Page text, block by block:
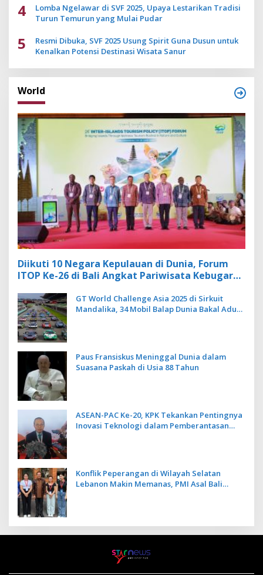
4
Lomba Ngelawar di SVF 2025, Upaya Lestarikan Tradisi
Turun Temurun yang Mulai Pudar
5
Resmi Dibuka, SVF 2025 Usung Spirit Guna Dusun untuk
Kenalkan Potensi Destinasi Wisata Sanur
World
Diikuti 10 Negara Kepulauan di Dunia, Forum
ITOP Ke-26 di Bali Angkat Pariwisata Kebugaran
GT World Challenge Asia 2025 di Sirkuit
Mandalika, 34 Mobil Balap Dunia Bakal Adu
Paus Fransiskus Meninggal Dunia dalam
Suasana Paskah di Usia 88 Tahun
ASEAN-PAC Ke-20, KPK Tekankan Pentingnya
Inovasi Teknologi dalam Pemberantasan
Konflik Peperangan di Wilayah Selatan
Lebanon Makin Memanas, PMI Asal Bali